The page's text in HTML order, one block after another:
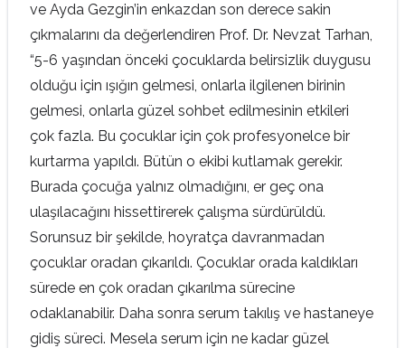
ve Ayda Gezgin’in enkazdan son derece sakin
çıkmalarını da değerlendiren Prof. Dr. Nevzat Tarhan,
“5-6 yaşından önceki çocuklarda belirsizlik duygusu
olduğu için ışığın gelmesi, onlarla ilgilenen birinin
gelmesi, onlarla güzel sohbet edilmesinin etkileri
çok fazla. Bu çocuklar için çok profesyonelce bir
kurtarma yapıldı. Bütün o ekibi kutlamak gerekir.
Burada çocuğa yalnız olmadığını, er geç ona
ulaşılacağını hissettirerek çalışma sürdürüldü.
Sorunsuz bir şekilde, hoyratça davranmadan
çocuklar oradan çıkarıldı. Çocuklar orada kaldıkları
sürede en çok oradan çıkarılma sürecine
odaklanabilir. Daha sonra serum takılış ve hastaneye
gidiş süreci. Mesela serum için ne kadar güzel